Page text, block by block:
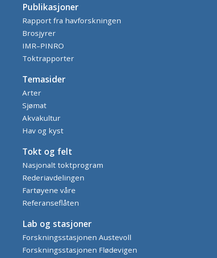
Publikasjoner
Rapport fra havforskningen
Brosjyrer
IMR–PINRO
Toktrapporter
Temasider
Arter
Sjømat
Akvakultur
Hav og kyst
Tokt og felt
Nasjonalt toktprogram
Rederiavdelingen
Fartøyene våre
Referanseflåten
Lab og stasjoner
Forskningsstasjonen Austevoll
Forskningsstasjonen Flødevigen